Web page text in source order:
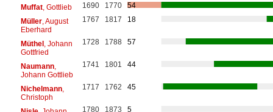
Muffat, Gottlieb 1690 1770
54
Müller, August
Eberhard
1767 1817 18
Müthel, Johann
Gottfried
1728 1788 57
Naumann,
Johann Gottlieb
1741 1801 44
Nichelmann,
Christoph
1717 1762 45
1780 1873 5